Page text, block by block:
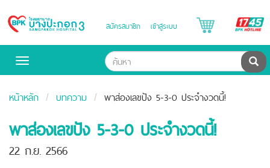
Bangpakok
สมัครสมาชิก เข้าสู่ระบบ
Toggle
ค้น
หน้าหลัก บทความ พาส่องเลขปัง 5-3-0 ประจำงวดนี้!
พาส่องเลขปัง 5-3-0 ประจำงวดนี้!
22 ก.ย. 2566